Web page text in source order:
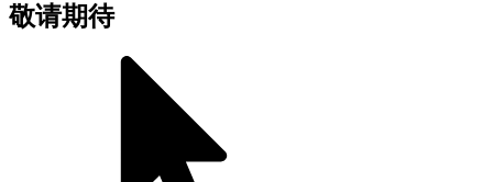
敬请期待